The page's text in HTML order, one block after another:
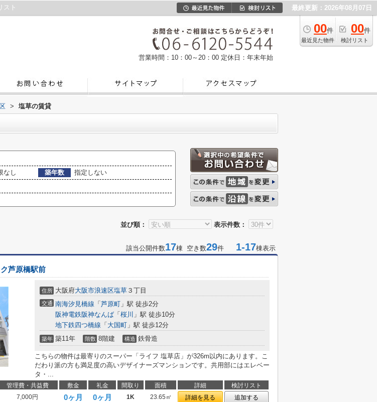
スト 最終更新：2026年08月07日
00件
最近見た物件
00件
検討リスト
営業時間：10：00～20：00 定休日：年末年始
> 塩草の賃貸
なし 築年数
指定しない
並び順： 表示件数：
該当公開件数17棟 空き数29件 1-17棟表示
芦原橋駅前
住所 大阪府大阪市浪速区塩草 ３丁目
交通 南海汐見橋線 「 芦原町 」駅 徒歩2分
阪神電鉄阪神なんば 「 桜川 」駅 徒歩10分
地下鉄四つ橋線 「 大国町 」駅 徒歩12分
築年 築11年 階数 8階建 構造 鉄骨造
こちらの物件は最寄りのスーパー「ライフ 塩草店」が326m以内にあります。こ
だわり派の方も満足度の高いデザイナーズマンションです。共用部にはエレベー
タ・...
管理費・共益費 敷金 礼金 間取り 面積 詳細
検討リスト
7,000円 0ヶ月 0ヶ月 1K 23.65㎡ 詳細を見る 追加する